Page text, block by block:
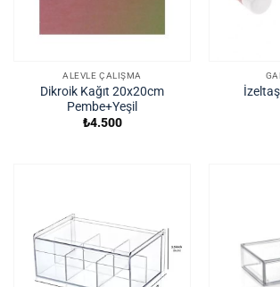
ALEVLE ÇALIŞMA
Dikroik Kağıt 20x20cm
Pembe+Yeşil
₺4.500